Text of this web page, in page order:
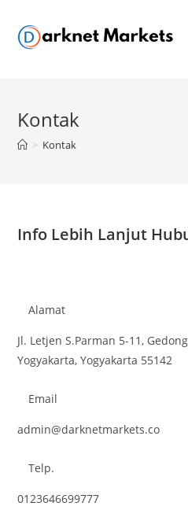
content
Kontak
> Kontak
Info Lebih Lanjut
Alamat
Jl. Letjen S.Parman 5-11,
Yogyakarta, Yogyakarta 55142
Email
admin@darknetmarkets.co
Telp.
0123646699777